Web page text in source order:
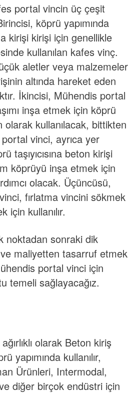
portal vincin üç çeşit
köprü yapımında
kirişi kirişi için genellikle
kullanılan kafes vinç.
aletler veya malzemeler
altında hareket eden
İkincisi, Mühendis portal
inşa etmek için köprü
olarak kullanılacak, bittikten
vinci, ayrıca yer
taşıyıcısına beton kirişi
köprüyü inşa etmek için
olacak. Üçüncüsü,
fırlatma vincini sökmek
için kullanılır.
noktadan sonraki dik
maliyetten tasarruf etmek
portal vinci için
temeli sağlayacağız.
olarak Beton kiriş
yapımında kullanılır,
Ürünleri, Intermodal,
diğer birçok endüstri için